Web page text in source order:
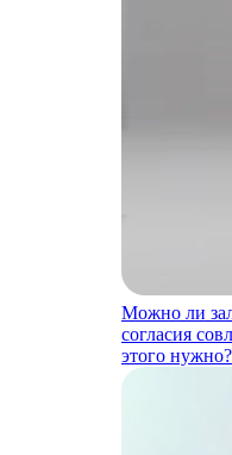
Можно ли
согласия
этого нужно?